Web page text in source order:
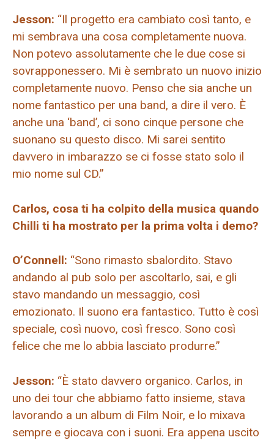
Jesson: “Il progetto era cambiato così tanto, e
mi sembrava una cosa completamente nuova.
Non potevo assolutamente che le due cose si
sovrapponessero. Mi è sembrato un nuovo inizio
completamente nuovo. Penso che sia anche un
nome fantastico per una band, a dire il vero. È
anche una ‘band’, ci sono cinque persone che
suonano su questo disco. Mi sarei sentito
davvero in imbarazzo se ci fosse stato solo il
mio nome sul CD.”
Carlos, cosa ti ha colpito della musica quando
Chilli ti ha mostrato per la prima volta i demo?
O’Connell: “Sono rimasto sbalordito. Stavo
andando al pub solo per ascoltarlo, sai, e gli
stavo mandando un messaggio, così
emozionato. Il suono era fantastico. Tutto è così
speciale, così nuovo, così fresco. Sono così
felice che me lo abbia lasciato produrre.”
Jesson: “È stato davvero organico. Carlos, in
uno dei tour che abbiamo fatto insieme, stava
lavorando a un album di Film Noir, e lo mixava
sempre e giocava con i suoni. Era appena uscito